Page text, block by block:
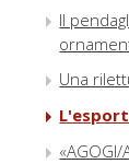
Il
Una
«AGOGI/